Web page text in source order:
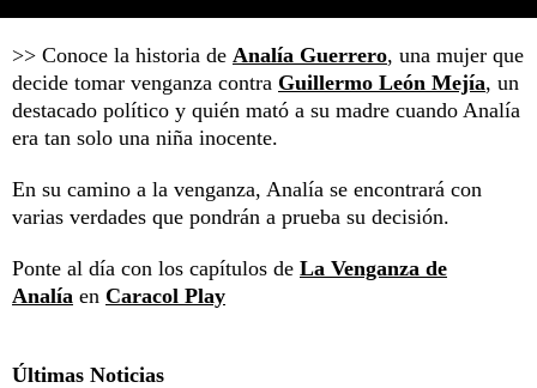
>> Conoce la historia de Analía Guerrero, una mujer que
decide tomar venganza contra Guillermo León Mejía, un
destacado político y quién mató a su madre cuando Analía
era tan solo una niña inocente.
En su camino a la venganza, Analía se encontrará con
varias verdades que pondrán a prueba su decisión.
Ponte al día con los capítulos de La Venganza de
Analía en Caracol Play
Últimas Noticias